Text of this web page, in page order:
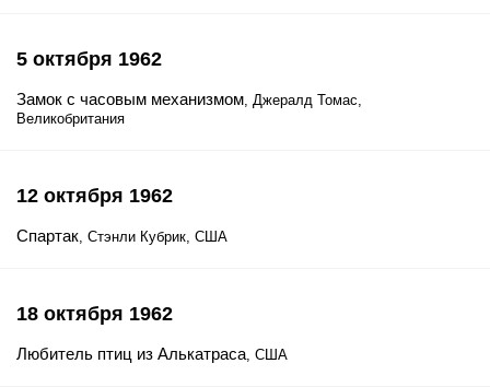
5 октября 1962
Замок с часовым механизмом, Джералд Томас,
Великобритания
12 октября 1962
Спартак, Стэнли Кубрик, США
18 октября 1962
Любитель птиц из Алькатраса, США